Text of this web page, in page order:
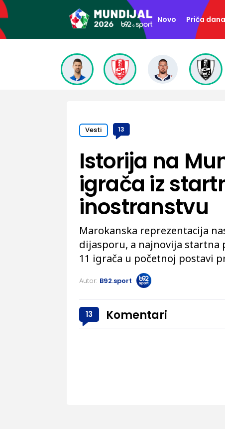
Novo Priča dana
Vesti 13
Istorija na
igrača iz
inostranstvu
Marokanska reprezentacija
dijasporu, a najnovija startna
11 igrača u početnoj postavi
Autor: B92.sport
13 Komentari